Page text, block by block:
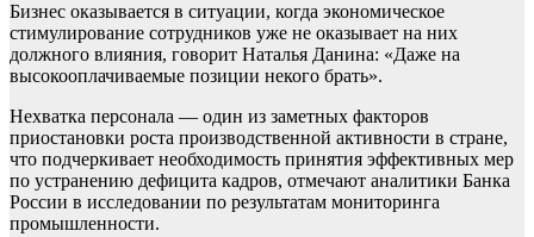
Бизнес оказывается в ситуации, когда экономическое
стимулирование сотрудников уже не оказывает на них
должного влияния, говорит Наталья Данина: «Даже на
высокооплачиваемые позиции некого брать».
Нехватка персонала — один из заметных факторов
приостановки роста производственной активности в стране,
что подчеркивает необходимость принятия эффективных мер
по устранению дефицита кадров, отмечают аналитики Банка
России в исследовании по результатам мониторинга
промышленности.